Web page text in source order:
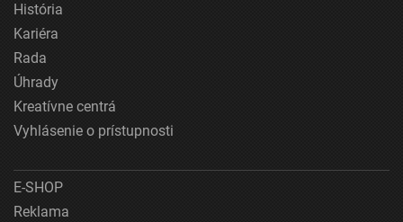
História
Kariéra
Rada
Úhrady
Kreatívne centrá
Vyhlásenie o prístupnosti
E-SHOP
Reklama